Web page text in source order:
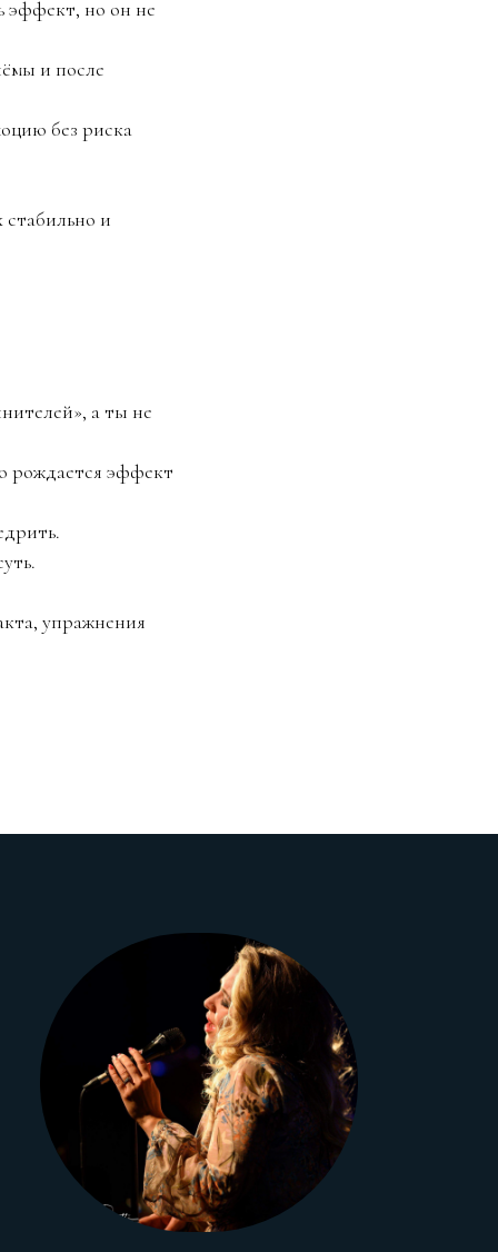
эффект, но он не
и после
без риска
и
а ты не
рождается эффект
упражнения